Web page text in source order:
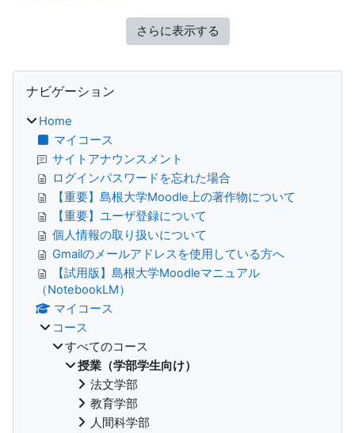
さらに表示する
ブロック
ナビゲーション
Home
マイコース
サイトアナウンスメント
ログインパスワードを忘れた場合
【重要】島根大学Moodle上の著作物について
【重要】ユーザ登録について
個人情報の取り扱いについて
Gmailのメールアドレスを使用している方へ
【試用版】島根大学Moodleマニュアル
（NotebookLM）
マイコース
コース
すべてのコース
授業（学部学生向け）
法文学部
教育学部
人間科学部